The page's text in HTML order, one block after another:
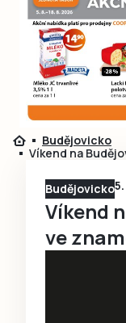
Ještě
Budějovicko
Víkend na
Budějovicko
Víkend
ve